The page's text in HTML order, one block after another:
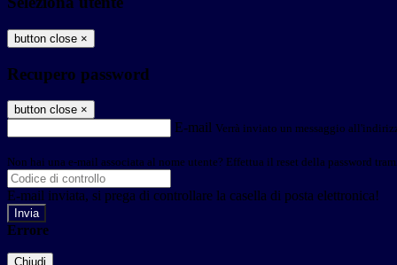
button close ×
Recupero password
button close ×
E-mail Verrà inviato un messaggio
Non hai una e-mail associata al nome utente? Effettua il reset della password
E-mail inviata, si prega di controllare la casella di posta elettronica!
Errore
Chiudi